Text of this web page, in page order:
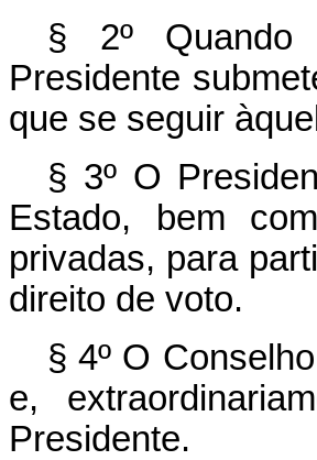
§ 2º Quando
Presidente
que se seguir
§ 3º O
Estado, bem
privadas, para
direito de voto.
§ 4º O
e,
Presidente.